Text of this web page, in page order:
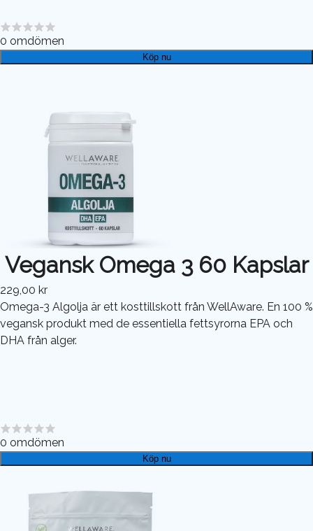
0 omdömen
Köp nu
Vegansk Omega 3 60 Kapslar
229,00 kr
Omega-3 Algolja är ett kosttillskott från WellAware. En 100 %
vegansk produkt med de essentiella fettsyrorna EPA och
DHA från alger.
0 omdömen
Köp nu